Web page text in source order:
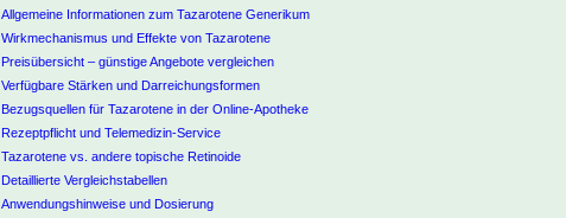
Allgemeine Informationen zum Tazarotene Generikum
Wirkmechanismus und Effekte von Tazarotene
Preisübersicht – günstige Angebote vergleichen
Verfügbare Stärken und Darreichungsformen
Bezugsquellen für Tazarotene in der Online-Apotheke
Rezeptpflicht und Telemedizin-Service
Tazarotene vs. andere topische Retinoide
Detaillierte Vergleichstabellen
Anwendungshinweise und Dosierung